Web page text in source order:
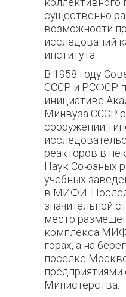
существенно
возможности
исследований
института.
В 1958 году
СССР и РСФСР
инициативе
Минвуза СССР
сооружении
реакторов в
Наук Союзных
учебных
в МИФИ.
значительной
место
комплекса
горах, а на
поселке
предприятиями
Министерства.